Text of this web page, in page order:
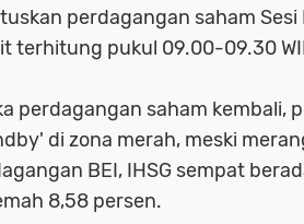
perdagangan saham
terhitung pukul 09.00-09.30
perdagangan saham kembali,
di zona merah, meski
BEI, IHSG sempat
8,58 persen.